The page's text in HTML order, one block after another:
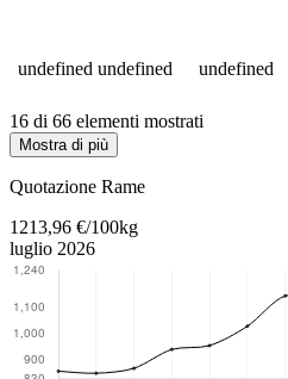
undefined undefined undefined
16 di 66 elementi mostrati
Mostra di più
Quotazione Rame
1213,96 €/100kg
luglio 2026